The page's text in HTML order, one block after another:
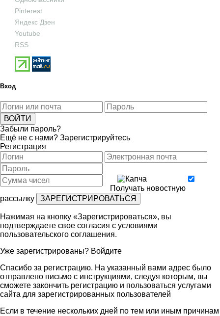
Pinterest
Яндекс Дзен
Youtube
RSS
Вход
Забыли пароль?
Ещё не с нами? Зарегистрируйтесь
Регистрация
Получать новостную
рассылку
Нажимая на кнопку «Зарегистрироваться», вы
подтверждаете свое согласия с условиями
пользовательского соглашения.
Уже зарегистрированы? Войдите
Спасибо за регистрацию. На указанный вами адрес было
отправлено письмо с инструкциями, следуя которым, вы
сможете закончить регистрацию и пользоваться услугами
сайта для зарегистрированных пользователей
Если в течение нескольких дней по тем или иным причинам